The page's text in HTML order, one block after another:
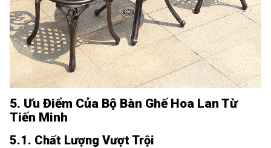
5. Ưu Điểm Của Bộ Bàn Ghế Hoa Lan Từ
Tiến Minh
5.1. Chất Lượng Vượt Trội